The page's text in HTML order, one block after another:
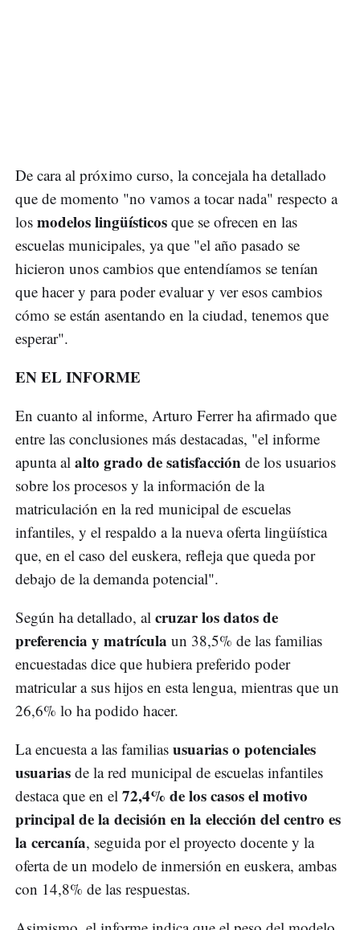
De cara al próximo curso, la concejala ha detallado
que de momento "no vamos a tocar nada" respecto a
los modelos lingüísticos que se ofrecen en las
escuelas municipales, ya que "el año pasado se
hicieron unos cambios que entendíamos se tenían
que hacer y para poder evaluar y ver esos cambios
cómo se están asentando en la ciudad, tenemos que
esperar".
EN EL INFORME
En cuanto al informe, Arturo Ferrer ha afirmado que
entre las conclusiones más destacadas, "el informe
apunta al alto grado de satisfacción de los usuarios
sobre los procesos y la información de la
matriculación en la red municipal de escuelas
infantiles, y el respaldo a la nueva oferta lingüística
que, en el caso del euskera, refleja que queda por
debajo de la demanda potencial".
Según ha detallado, al cruzar los datos de
preferencia y matrícula un 38,5% de las familias
encuestadas dice que hubiera preferido poder
matricular a sus hijos en esta lengua, mientras que un
26,6% lo ha podido hacer.
La encuesta a las familias usuarias o potenciales
usuarias de la red municipal de escuelas infantiles
destaca que en el 72,4% de los casos el motivo
principal de la decisión en la elección del centro es
la cercanía, seguida por el proyecto docente y la
oferta de un modelo de inmersión en euskera, ambas
con 14,8% de las respuestas.